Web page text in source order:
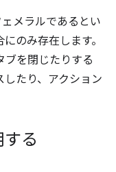
メラルであるとい
のみ存在します。
ブを閉じたりする
したり、アクション
る